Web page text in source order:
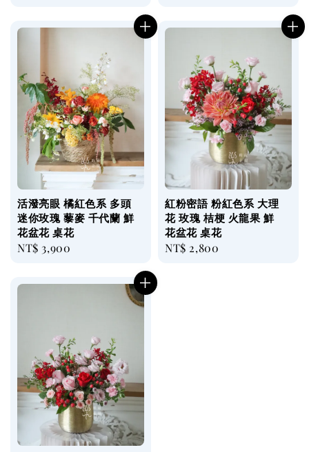
活潑亮眼 橘紅色系 多頭
迷你玫瑰 藜麥 千代蘭 鮮
花盆花 桌花
Regular
NT$ 3,900
紅粉密語 粉紅色系 大理
花 玫瑰 桔梗 火龍果 鮮
花盆花 桌花
Regular
NT$ 2,800